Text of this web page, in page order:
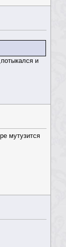
и
мутузится